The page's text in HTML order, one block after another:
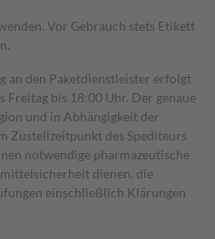
Vor Gebrauch stets Etikett
an den Paketdienstleister erfolgt
Freitag bis 18:00 Uhr. Der genaue
und in Abhängigkeit der
Zustellzeitpunkt des Spediteurs
notwendige pharmazeutische
dienen, die
einschließlich Klärungen